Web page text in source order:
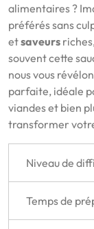
alimentaires ?
préférés sans
etsaveurs
souvent cette
nous vous
parfaite, idéale
viandes et bien
transformer
Niveau de
Temps de